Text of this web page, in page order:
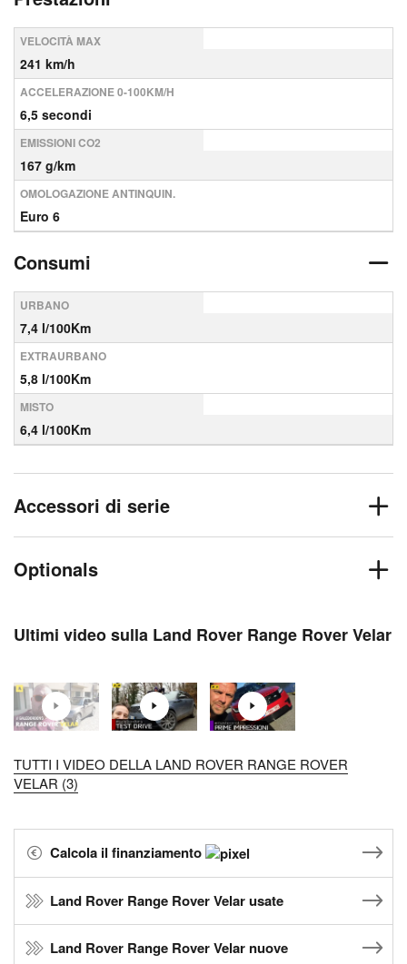
VELOCITÀ MAX
241 km/h
ACCELERAZIONE 0-100KM/H
6,5 secondi
EMISSIONI CO2
167 g/km
OMOLOGAZIONE ANTINQUIN.
Euro 6
Consumi
URBANO
7,4 l/100Km
EXTRAURBANO
5,8 l/100Km
MISTO
6,4 l/100Km
Accessori di serie
Optionals
Ultimi video sulla Land Rover Range Rover Velar
TUTTI I VIDEO DELLA LAND ROVER RANGE ROVER
VELAR (3)
Calcola il finanziamento
Land Rover Range Rover Velar usate
Land Rover Range Rover Velar nuove